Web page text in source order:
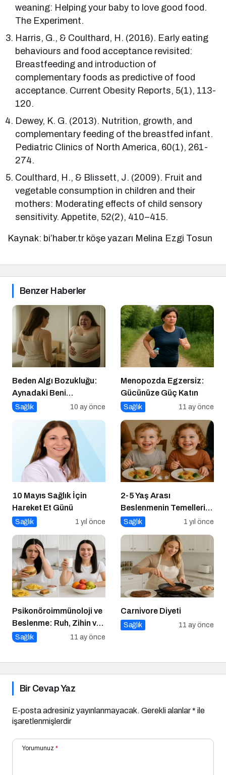
weaning: Helping your baby to love good food.
The Experiment.
Harris, G., & Coulthard, H. (2016). Early eating
behaviours and food acceptance revisited:
Breastfeeding and introduction of
complementary foods as predictive of food
acceptance. Current Obesity Reports, 5(1), 113-
120.
Dewey, K. G. (2013). Nutrition, growth, and
complementary feeding of the breastfed infant.
Pediatric Clinics of North America, 60(1), 261-
274.
Coulthard, H., & Blissett, J. (2009). Fruit and
vegetable consumption in children and their
mothers: Moderating effects of child sensory
sensitivity. Appetite, 52(2), 410–415.
Kaynak: bi’haber.tr köşe yazarı Melina Ezgi Tosun
Benzer Haberler
Beden Algı Bozukluğu:
Aynadaki Beni
Sevememek
Sağlık 10 ay önce
Menopozda Egzersiz:
Gücünüze Güç Katın
Sağlık 11 ay önce
10 Mayıs Sağlık İçin
Hareket Et Günü
Sağlık 1 yıl önce
2-5 Yaş Arası
Beslenmenin Temelleri:
Okul Öncesi Dönemde
Sağlık 1 yıl önce
Psikonöroimmünoloji ve
Beslenme: Ruh, Zihin ve
Bağışıklık
Sağlık 11 ay önce
Carnivore Diyeti
Sağlık 11 ay önce
Bir Cevap Yaz
E-posta adresiniz yayınlanmayacak. Gerekli alanlar* ile
işaretlenmişlerdir
Yorumunuz *